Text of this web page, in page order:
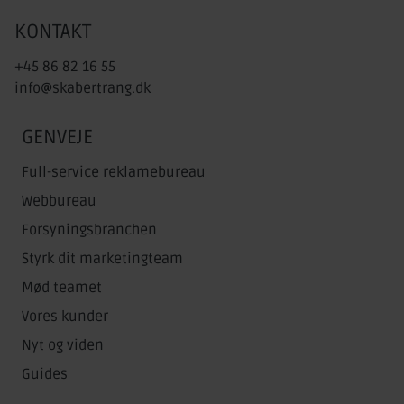
KONTAKT
+45 86 82 16 55
info@skabertrang.dk
GENVEJE
Full-service reklamebureau
Webbureau
Forsyningsbranchen
Styrk dit marketingteam
Mød teamet
Vores kunder
Nyt og viden
Guides